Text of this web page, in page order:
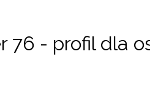
76 - profil dla